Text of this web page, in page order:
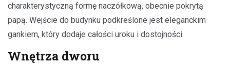
charakterystyczną formę naczółkową, obecnie pokrytą
papą. Wejście do budynku podkreślone jest eleganckim
gankiem, który dodaje całości uroku i dostojności.
Wnętrza dworu